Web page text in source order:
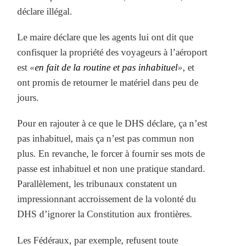
déclare illégal.
Le maire déclare que les agents lui ont dit que
confisquer la propriété des voyageurs à l’aéroport
est «en fait de la routine et pas inhabituel», et
ont promis de retourner le matériel dans peu de
jours.
Pour en rajouter à ce que le DHS déclare, ça n’est
pas inhabituel, mais ça n’est pas commun non
plus. En revanche, le forcer à fournir ses mots de
passe est inhabituel et non une pratique standard.
Parallèlement, les tribunaux constatent un
impressionnant accroissement de la volonté du
DHS d’ignorer la Constitution aux frontières.
Les Fédéraux, par exemple, refusent toute